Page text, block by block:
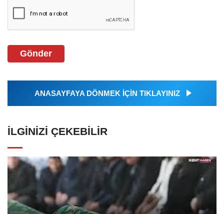
Gönder
ANASAYFAYA DÖNMEK İÇİN TIKLAYINIZ
İLGINIZI ÇEKEBILIR